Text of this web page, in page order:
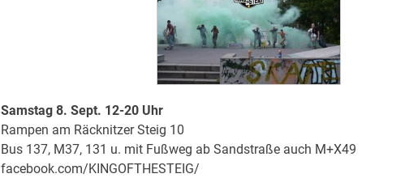
Samstag 8. Sept. 12-20 Uhr
Rampen am Räcknitzer Steig 10
Bus 137, M37, 131 u. mit Fußweg ab Sandstraße auch M+X49
facebook.com/KINGOFTHESTEIG/